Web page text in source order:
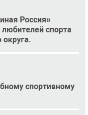
Россия»
спорта
округа.
спортивному